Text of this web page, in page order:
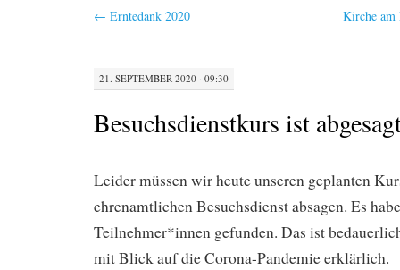
← Erntedank 2020 Kirche am
21. SEPTEMBER 2020 · 09:30
Besuchsdienstkurs ist
Leider müssen wir heute unseren geplanten
ehrenamtlichen Besuchsdienst absagen. Es
Teilnehmer*innen gefunden. Das ist
mit Blick auf die Corona-Pandemie erklärlich.